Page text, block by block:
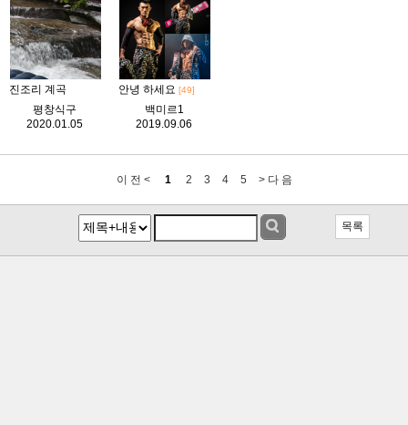
진조리 계곡
평창식구
2020.01.05
안녕 하세요 [49]
백미르1
2019.09.06
이 전 < 1 2 3 4 5 > 다 음
목록